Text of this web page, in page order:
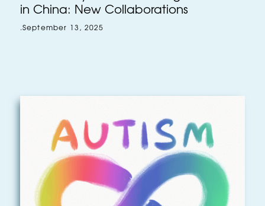
in China: New Collaborations
.September 13, 2025